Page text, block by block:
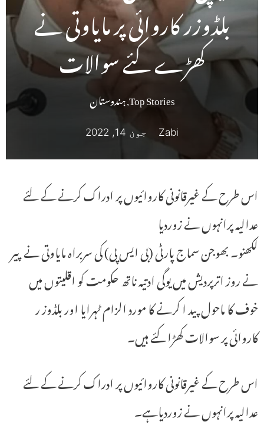
بلڈوزر کاروائی پر مایاوتی نے
کھڑے کئے سوالات
Top Stories
,ہندوستان
Zabi جون 14, 2022
اس طرح کے غیرقانونی کاروائیوں پر ادراک کرنے کے لئے
عدالیہ پرانہوں نے زوردیا
لکھنو۔ بھوجن سماج پارٹی (بی ایس پی) کی سربراہ مایاوتی نے پیر
نے روز اترپردیش میں یوگی ادتیہ ناتھ حکومت کو اقلیتوں میں
خوف کا ماحول پید ا کرنے کا مورد الزام ٹہرایا اور بلڈوز ر
کاروائی پر سوالات کھڑا کئے ہیں۔
اس طرح کے غیرقانونی کاروائیوں پر ادراک کرنے کے لئے
عدالیہ پرانہوں نے زوردیاہے۔